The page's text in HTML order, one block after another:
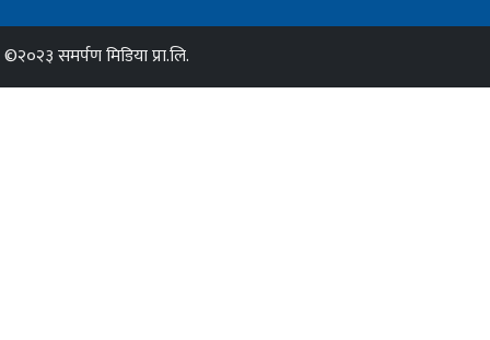
©२०२३ समर्पण मिडिया प्रा.लि.